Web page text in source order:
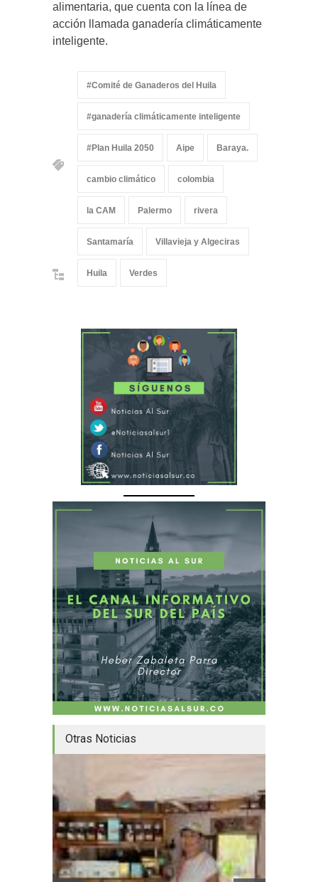
alimentaria, que cuenta con la línea de
acción llamada ganadería climáticamente
inteligente.
#Comité de Ganaderos del Huila
#ganadería climáticamente inteligente
#Plan Huila 2050 Aipe Baraya.
cambio climático colombia
la CAM Palermo rivera
Santamaría Villavieja y Algeciras
Huila Verdes
Otras Noticias